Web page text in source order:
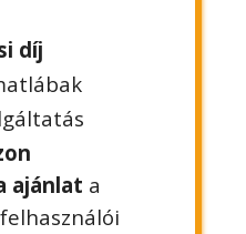
díj
ajánlat a